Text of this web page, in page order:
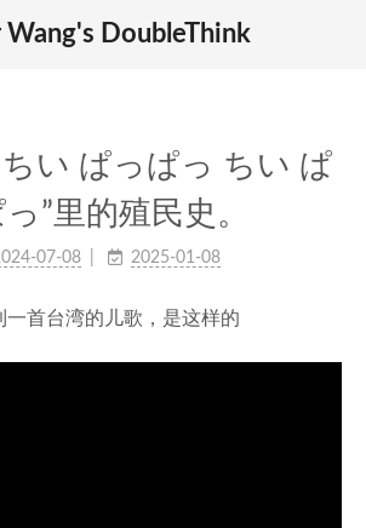
Wang's DoubleThink
い ぱっぱっ ちい ぱ
”里的殖民史。
07-08 2025-01-08
一首台湾的儿歌，是这样的